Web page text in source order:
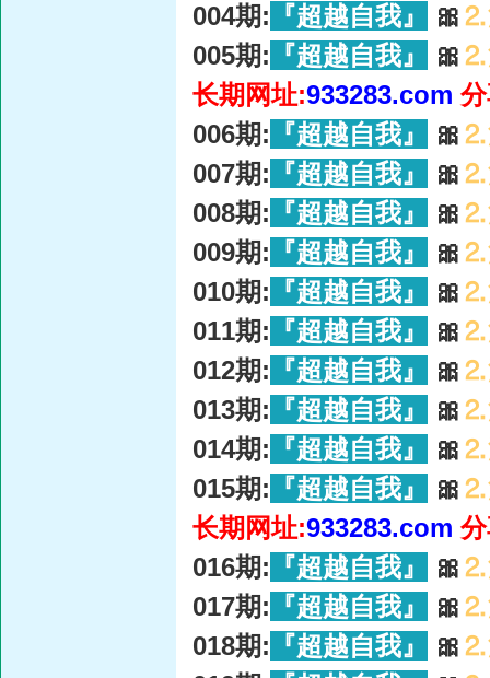
004期: 『超越自我』 🎀 ⒉
005期: 『超越自我』 🎀 ⒉
长期网址:933283.com
006期: 『超越自我』 🎀 ⒉
007期: 『超越自我』 🎀 ⒉
008期: 『超越自我』 🎀 ⒉
009期: 『超越自我』 🎀 ⒉
010期: 『超越自我』 🎀 ⒉
011期: 『超越自我』 🎀 ⒉
012期: 『超越自我』 🎀 ⒉
013期: 『超越自我』 🎀 ⒉
014期: 『超越自我』 🎀 ⒉
015期: 『超越自我』 🎀 ⒉
长期网址:933283.com
016期: 『超越自我』 🎀 ⒉
017期: 『超越自我』 🎀 ⒉
018期: 『超越自我』 🎀 ⒉